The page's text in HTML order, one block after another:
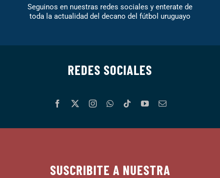
Seguinos en nuestras redes sociales y enterate de
toda la actualidad del decano del fútbol uruguayo
REDES SOCIALES
SUSCRIBITE A NUESTRA